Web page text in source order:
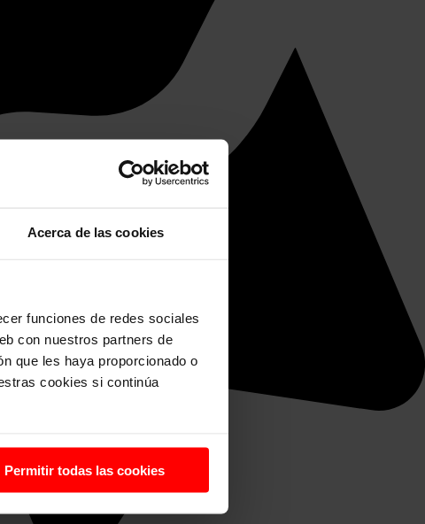
Acerca de las cookies
funciones de redes sociales
con nuestros partners de
que les haya proporcionado o
cookies si continúa
Permitir todas las cookies